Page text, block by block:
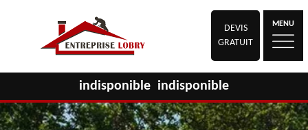
DEVIS
GRATUIT
MENU
indisponible indisponible